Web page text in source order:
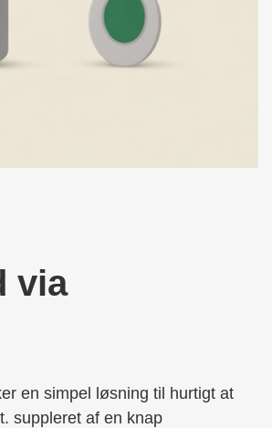
via
en simpel løsning til hurtigt at
suppleret af en knap